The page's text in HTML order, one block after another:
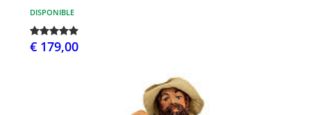
DISPONIBLE
€ 179,00